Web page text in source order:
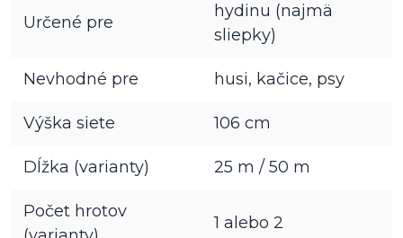
Určené pre
hydinu (najmä
sliepky)
Nevhodné pre husi, kačice, psy
Výška siete 106 cm
Dĺžka (varianty) 25 m / 50 m
Počet hrotov
1 alebo 2